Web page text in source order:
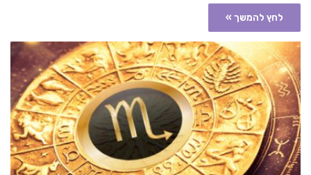
לחץ להמשך »